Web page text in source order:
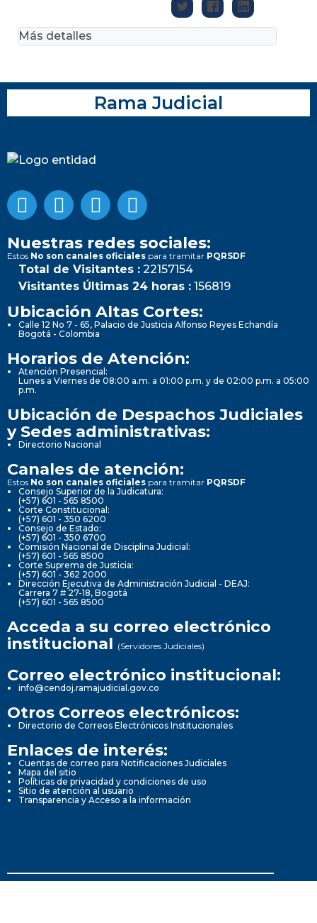
Más detalles
Rama Judicial
Nuestras redes sociales:
Estos No son canales oficiales para tramitar PQRSDF
Total de Visitantes : 22157154
Visitantes Últimas 24 horas : 156819
Ubicación Altas Cortes:
Calle 12 No 7 - 65, Palacio de Justicia Alfonso Reyes Echandía
Bogotá - Colombia
Horarios de Atención:
Atención Presencial:
Lunes a Viernes de 08:00 a.m. a 01:00 p.m. y de 02:00 p.m. a 05:00
p.m.
Ubicación de Despachos Judiciales
y Sedes administrativas:
Directorio Nacional
Canales de atención:
Estos No son canales oficiales para tramitar PQRSDF
Consejo Superior de la Judicatura:
(+57) 601 - 565 8500
Corte Constitucional:
(+57) 601 - 350 6200
Consejo de Estado:
(+57) 601 - 350 6700
Comisión Nacional de Disciplina Judicial:
(+57) 601 - 565 8500
Corte Suprema de Justicia:
(+57) 601 - 362 2000
Dirección Ejecutiva de Administración Judicial - DEAJ:
Carrera 7 # 27-18, Bogotá
(+57) 601 - 565 8500
Acceda a su correo electrónico
institucional (Servidores Judiciales)
Correo electrónico institucional:
info@cendoj.ramajudicial.gov.co
Otros Correos electrónicos:
Directorio de Correos Electrónicos Institucionales
Enlaces de interés:
Cuentas de correo para Notificaciones Judiciales
Mapa del sitio
Políticas de privacidad y condiciones de uso
Sitio de atención al usuario
Transparencia y Acceso a la información